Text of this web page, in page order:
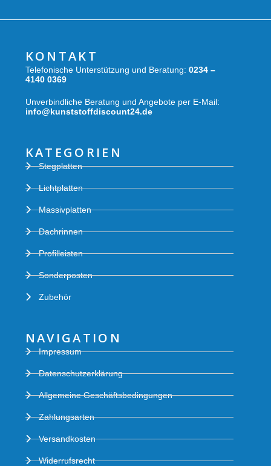
KONTAKT
Telefonische Unterstützung und Beratung: 0234 –
4140 0369
Unverbindliche Beratung und Angebote per E-Mail:
info@kunststoffdiscount24.de
KATEGORIEN
Stegplatten
Lichtplatten
Massivplatten
Dachrinnen
Profilleisten
Sonderposten
Zubehör
NAVIGATION
Impressum
Datenschutzerklärung
Allgemeine Geschäftsbedingungen
Zahlungsarten
Versandkosten
Widerrufsrecht